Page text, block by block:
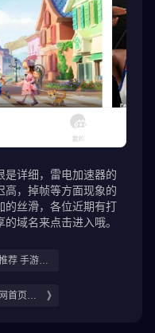
是详细，雷电加速器的
高，掉帧等方面现象的
的丝滑，各位近期有打
域名来点击进入哦。
荐 手游加
首页在